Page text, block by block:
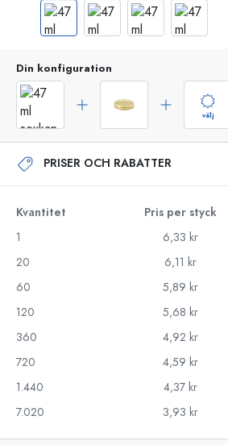
Din konfiguration
välj
PRISER OCH RABATTER
Kvantitet Pris per styck
1
6,33 kr
20
6,11 kr
60
5,89 kr
120
5,68 kr
360
4,92 kr
720
4,59 kr
1.440
4,37 kr
7.020
3,93 kr